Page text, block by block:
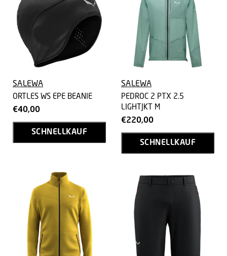
SALEWA
ORTLES WS EPE BEANIE
€40,00
SCHNELLKAUF
SALEWA
PEDROC 2 PTX 2.5
LIGHTJKT M
€220,00
SCHNELLKAUF